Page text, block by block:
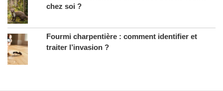
chez soi ?
Fourmi charpentière : comment identifier et
traiter l’invasion ?